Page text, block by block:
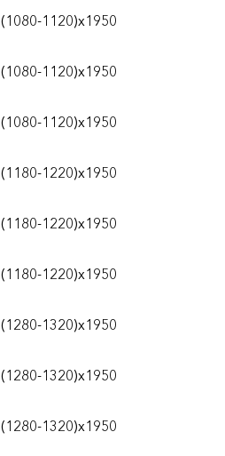
(1080-1120)х1950
(1080-1120)х1950
(1080-1120)х1950
(1180-1220)х1950
(1180-1220)х1950
(1180-1220)х1950
(1280-1320)х1950
(1280-1320)х1950
(1280-1320)х1950